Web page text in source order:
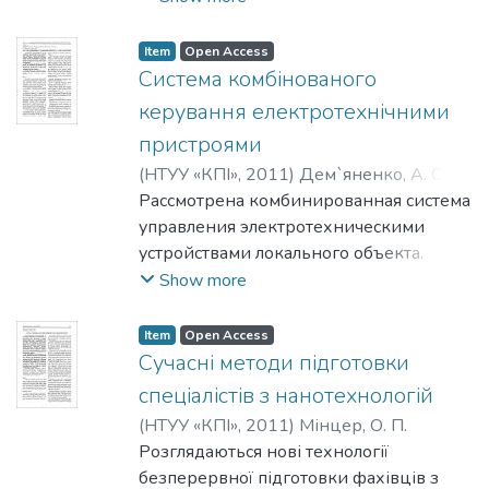
телебачення прийнятної якості.
розглянуто основні технологічні
особливості та переваги адаптивного
тестування на основі математичної
моделі Раша, представлені
функціональні можливості розробленої
авторами навчальної системи
адаптивного тестування, що отримала
назву Student's Adapt.
Item Open Access
Система комбінованого
керування електротехнічними
пристроями
(НТУУ «КПІ», 2011) Дем`яненко, А. О.
Невмержицький, О. В.;Хохлов, Ю. В.;
Ямненко, Ю. С.
Рассмотрена комбинированная система
управления электротехническими
устройствами локального объекта.
Предложена и описана структура
управления. На основании теории
автоматов предложен обобщенный
алгоритм управления
электротехническими устройствами.
Show more
Item Open Access
Сучасні методи підготовки
спеціалістів з нанотехнологій
(НТУУ «КПІ», 2011) Мінцер, О. П.
Розглядаються нові технології
безперервної підготовки фахівців з